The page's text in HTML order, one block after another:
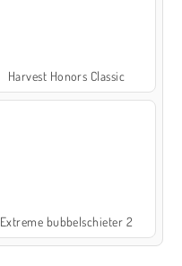
Harvest Honors Classic
Extreme bubbelschieter 2